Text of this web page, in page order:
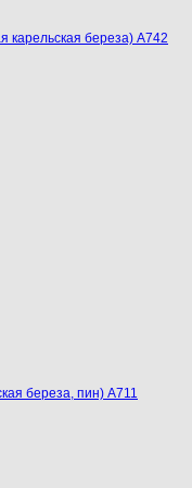
карельская береза) A742
береза, пин) A711